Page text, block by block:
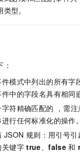
型。
模式中列出的所有字
中的字段名具有相同
符精确匹配的 ，需
行任何标准化的操作。
JSON 规则：用引号
关键字 true、false 和